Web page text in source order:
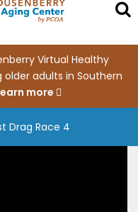
Virtual Healthy
adults in Southern
more
Drag Race 4